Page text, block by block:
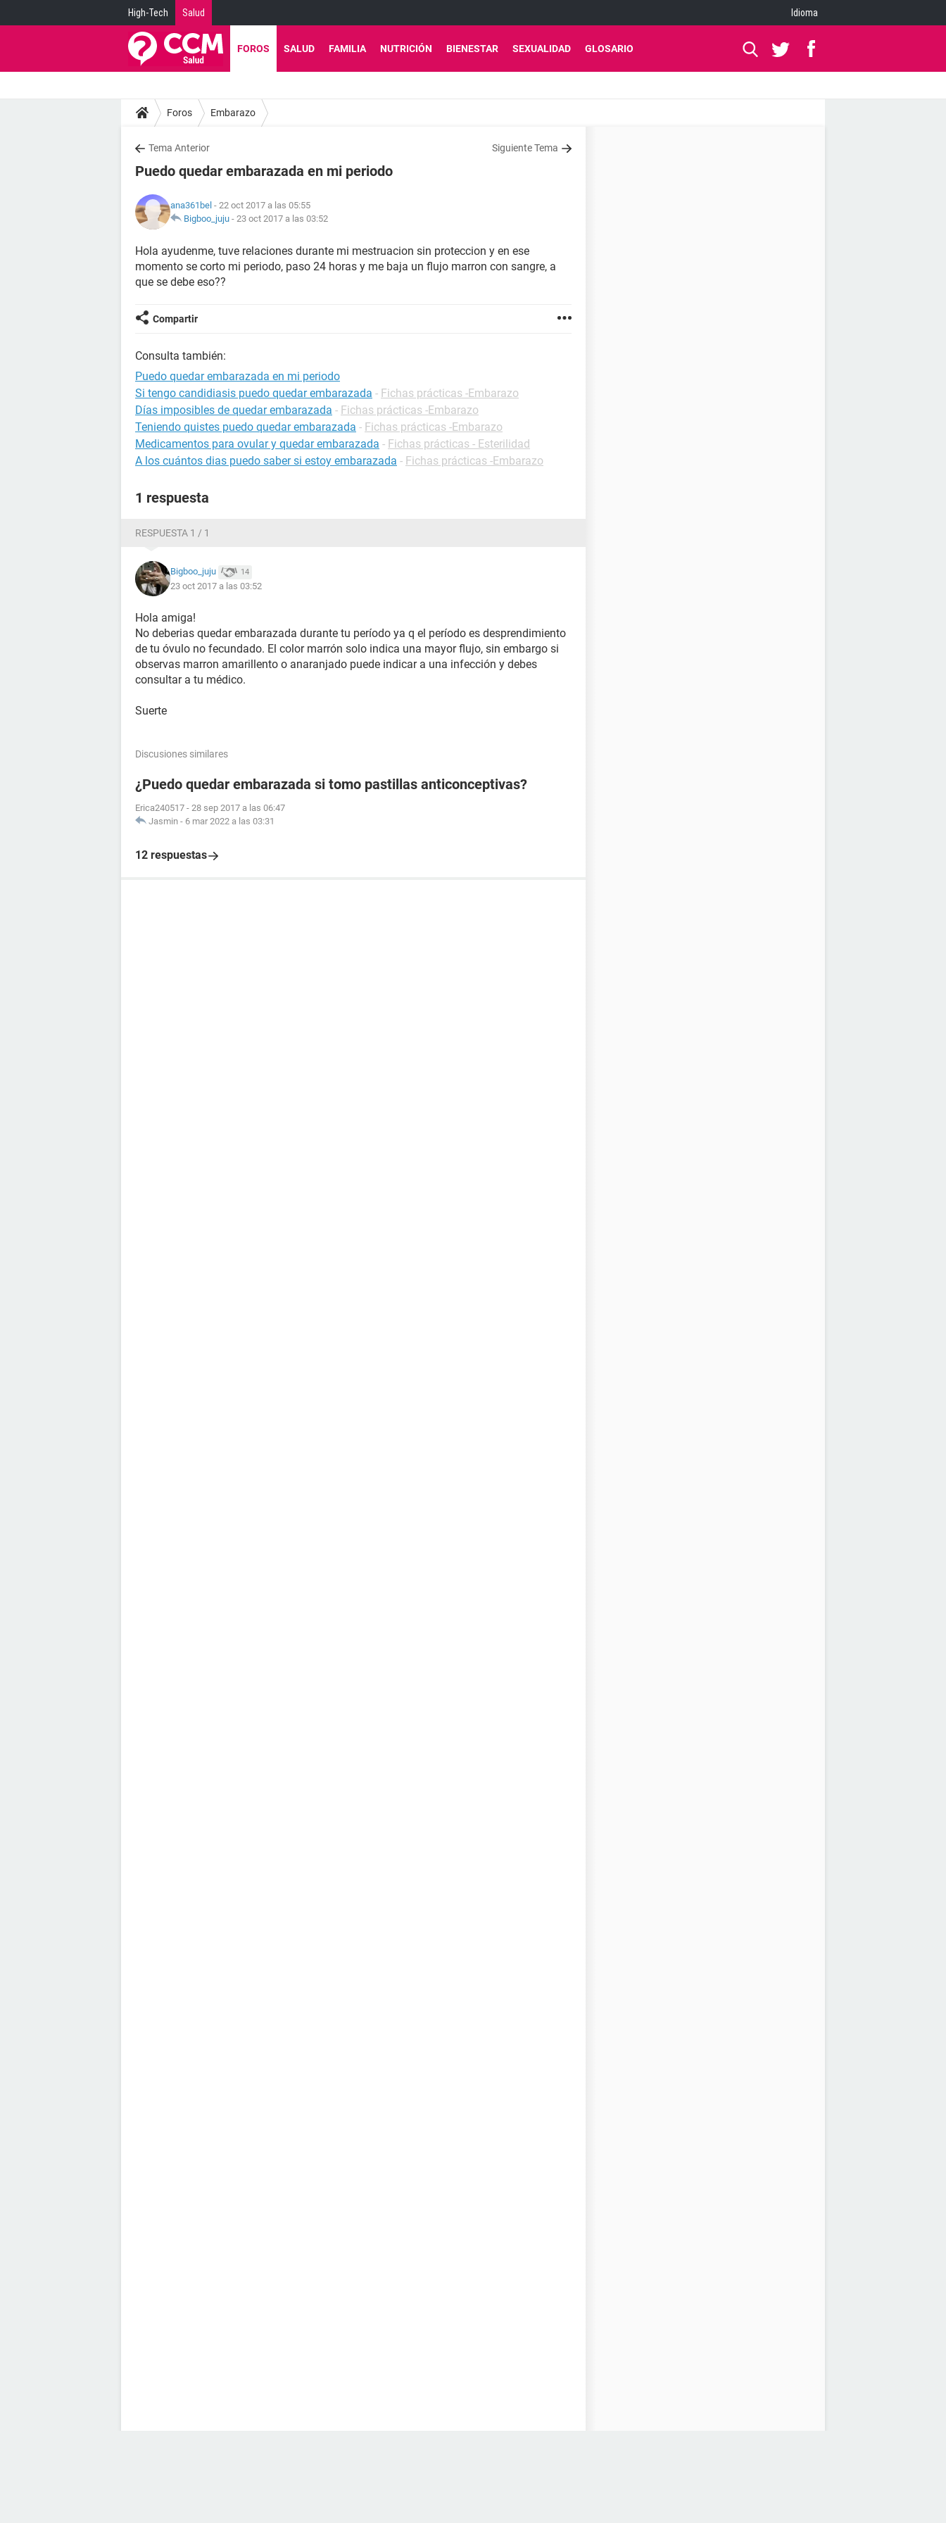
High-Tech Salud Idioma
FOROS SALUD FAMILIA NUTRICIÓN BIENESTAR SEXUALIDAD GLOSARIO
Foros Embarazo
Tema Anterior Siguiente Tema
Puedo quedar embarazada en mi periodo
ana361bel - 22 oct 2017 a las 05:55
Bigboo_juju - 23 oct 2017 a las 03:52
Hola ayudenme, tuve relaciones durante mi mestruacion sin proteccion y en ese
momento se corto mi periodo, paso 24 horas y me baja un flujo marron con sangre, a
que se debe eso??
Compartir
Consulta también:
Puedo quedar embarazada en mi periodo
Si tengo candidiasis puedo quedar embarazada - Fichas prácticas -Embarazo
Días imposibles de quedar embarazada - Fichas prácticas -Embarazo
Teniendo quistes puedo quedar embarazada - Fichas prácticas -Embarazo
Medicamentos para ovular y quedar embarazada - Fichas prácticas - Esterilidad
A los cuántos dias puedo saber si estoy embarazada - Fichas prácticas -Embarazo
1 respuesta
RESPUESTA 1 / 1
Bigboo_juju 14
23 oct 2017 a las 03:52
Hola amiga!
No deberias quedar embarazada durante tu período ya q el período es desprendimiento
de tu óvulo no fecundado. El color marrón solo indica una mayor flujo, sin embargo si
observas marron amarillento o anaranjado puede indicar a una infección y debes
consultar a tu médico.
Suerte
Discusiones similares
¿Puedo quedar embarazada si tomo pastillas anticonceptivas?
Erica240517 - 28 sep 2017 a las 06:47
Jasmin - 6 mar 2022 a las 03:31
12 respuestas